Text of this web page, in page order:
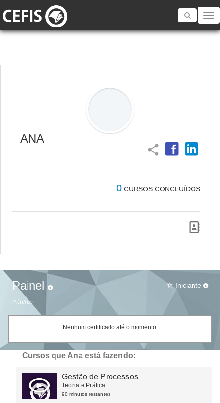
Toggle
ANA
share
0 CURSOS CONCLUÍDOS
Painel
Público
star_border Iniciante
Nenhum certificado até o momento.
Cursos que Ana está fazendo:
Gestão de Processos
Teoria e Prática
90 minutos restantes